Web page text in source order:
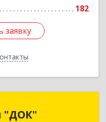
182
заявку
заявку
"ДОК"
"ДОК"